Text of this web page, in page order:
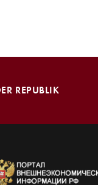
REPUBLIK